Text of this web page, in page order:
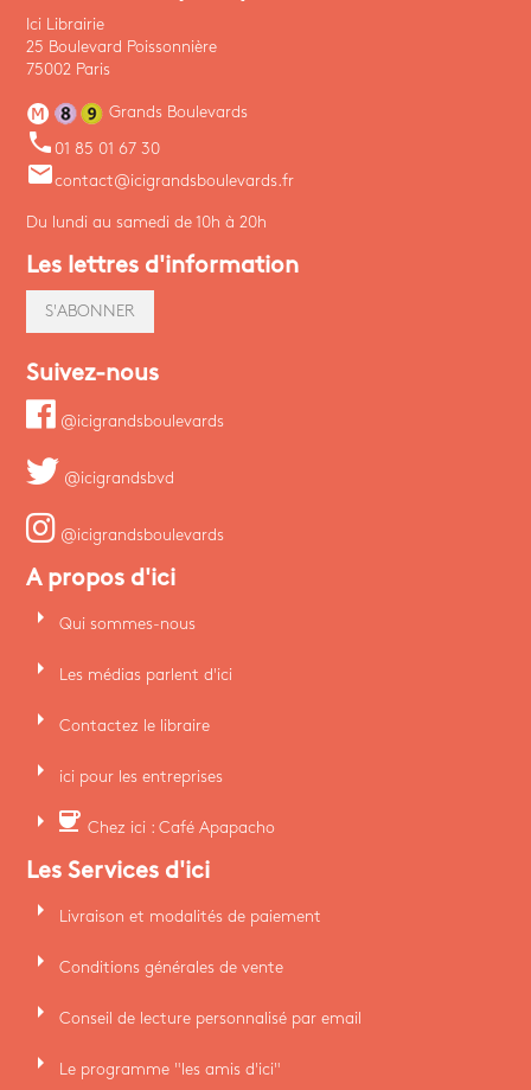
Ici Librairie
25 Boulevard Poissonnière
75002 Paris
Grands Boulevards
phone 01 85 01 67 30
emailcontact@icigrandsboulevards.fr
Du lundi au samedi de 10h à 20h
Les lettres d'information
S'ABONNER
Suivez-nous
@icigrandsboulevards
@icigrandsbvd
@icigrandsboulevards
A propos d'ici
arrow_right Qui sommes-nous
arrow_right Les médias parlent d'ici
arrow_right Contactez le libraire
arrow_right ici pour les entreprises
arrow_right coffee Chez ici : Café Apapacho
Les Services d'ici
arrow_right Livraison et modalités de paiement
arrow_right Conditions générales de vente
arrow_right Conseil de lecture personnalisé par email
arrow_right Le programme "les amis d'ici"